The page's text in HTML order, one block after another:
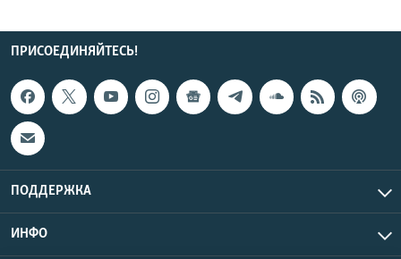
ПРИСОЕДИНЯЙТЕСЬ!
ПОДДЕРЖКА
ИНФО